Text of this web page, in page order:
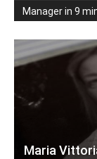
Manager in 9
Maria